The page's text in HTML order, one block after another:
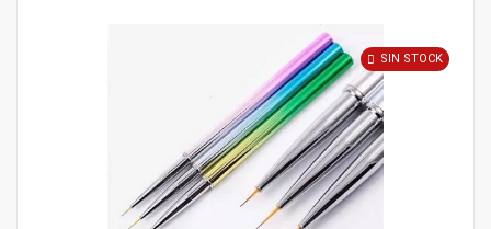
SIN STOCK